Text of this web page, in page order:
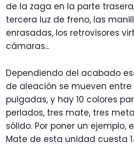
de la zaga en la parte
tercera luz de freno, las
enrasadas, los retrovisores
cámaras...
Dependiendo del acabado
de aleación se mueven entre
pulgadas, y hay 10 colores
perlados, tres mate, tres
sólido. Por poner un ejemplo,
Mate de esta unidad cuesta